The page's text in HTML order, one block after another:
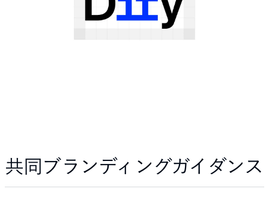
共同ブランディングガイダンス